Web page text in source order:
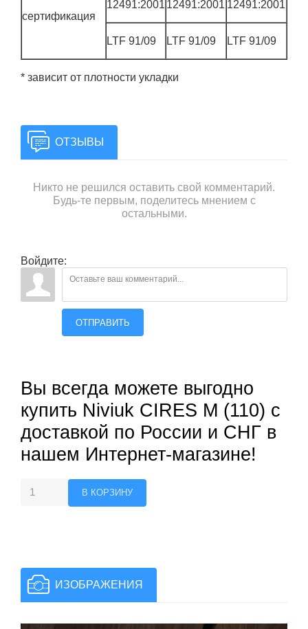
сертификация
12491:2001 12491:2001 12491:2001
LTF 91/09 LTF 91/09 LTF 91/09
* зависит от плотности укладки
ОТЗЫВЫ
Никто не решился оставить свой комментарий.
Будь-те первым, поделитесь мнением с
остальными.
Войдите:
ОТПРАВИТЬ
Вы всегда можете выгодно
купить Niviuk CIRES M (110) с
доставкой по России и СНГ в
нашем Интернет-магазине!
ИЗОБРАЖЕНИЯ